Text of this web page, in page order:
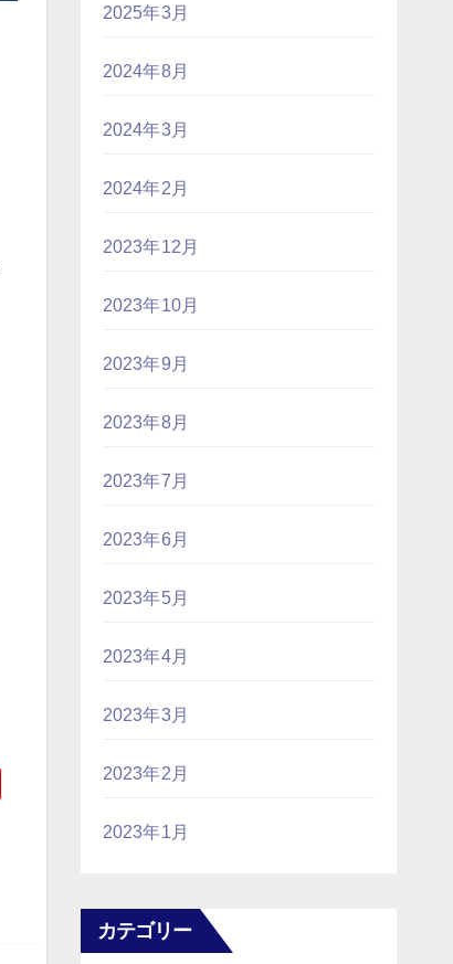
2025年3月
2024年8月
2024年3月
2024年2月
2023年12月
2023年10月
2023年9月
2023年8月
2023年7月
2023年6月
2023年5月
2023年4月
2023年3月
2023年2月
2023年1月
カテゴリー